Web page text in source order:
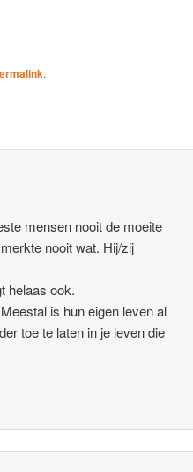
.
mensen nooit de moeite
nooit wat. Hij/zij
helaas ook.
is hun eigen leven al
toe te laten in je leven die